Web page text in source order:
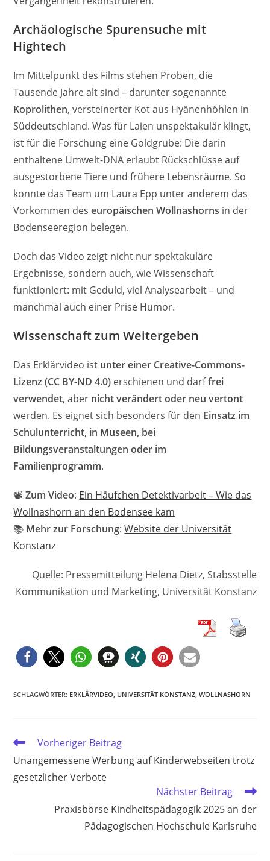
Archäologische Spurensuche mit
Hightech
Im Mittelpunkt des Films stehen Proben, die
Tausende Jahre alt sind – darunter sogenannte
Koprolithen, versteinerter Kot aus Hyänenhöhlen in
Süddeutschland. Was für Laien unspektakulär klingt,
ist für die Forschung eine Goldgrube: Die darin
enthaltene Umwelt-DNA erlaubt Rückschlüsse auf
ausgestorbene Tiere und frühere Lebensräume. So
konnte das Team um Laura Epp unter anderem das
Vorkommen deseuropäischen Wollnashorns in der
Bodenseeregion belegen.
Doch das Video zeigt nicht nur spektakuläre
Ergebnisse, sondern auch, wie Wissenschaft
funktioniert: mit Geduld, viel Analysearbeit – und
manchmal auch einer Prise Humor.
Wissenschaft zum Weitergeben
Das Erklärvideo ist unter einer Creative-Commons-
Lizenz (CC BY-ND 4.0) erschienen und darffrei
verwendet, aber nicht verändert oder neu vertont
werden. Es eignet sich besonders für den Einsatz im
Schulunterricht, in Museen, bei
Bildungsveranstaltungen oder im
Familienprogramm.
📽️Zum Video: Ein Häufchen Detektivarbeit – Wie das
Wollnashorn an den Bodensee kam
📚 Mehr zur Forschung:Website der Universität
Konstanz
Quelle: Pressemitteilung Helena Dietz, Stabsstelle
Kommunikation und Marketing, Universität Konstanz
SCHLAGWÖRTER: ERKLÄRVIDEO UNIVERSITÄT KONSTANZ WOLLNASHORN
Weitere
ansehen
Vorheriger Beitrag
Unangemessene Werbung auf Kinderwebseiten trotz
gesetzlicher Verbote
Nächster Beitrag
Praxisbörse Kindheitspädagogik 2025 an der
Pädagogischen Hochschule Karlsruhe